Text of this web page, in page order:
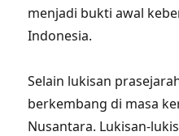
menjadi bukti awal
Indonesia.
Selain lukisan
berkembang di masa
Nusantara. Lukisan-